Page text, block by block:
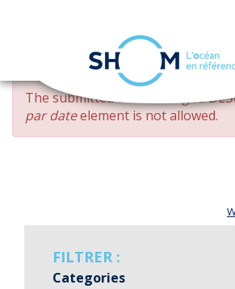
Skip
main
content
ERROR
MESSAGE
The submitted value changed
par dateelement is not allowed.
FILTRER :
Categories